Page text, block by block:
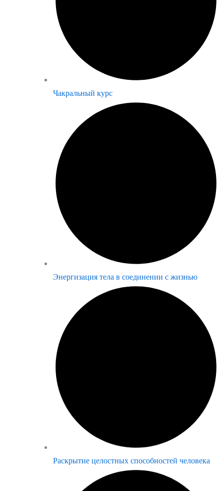
Чакральный курс
Энергизация тела в соединении с жизнью
Раскрытие целостных способностей человека